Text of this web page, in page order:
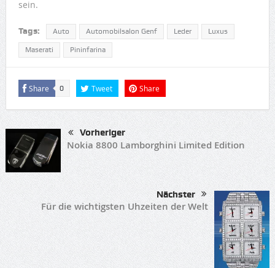
sein.
Tags: Auto Automobilsalon Genf Leder Luxus
Maserati Pininfarina
Share 0 Tweet Share
Vorheriger
Nokia 8800 Lamborghini Limited Edition
Nächster
Für die wichtigsten Uhzeiten der Welt